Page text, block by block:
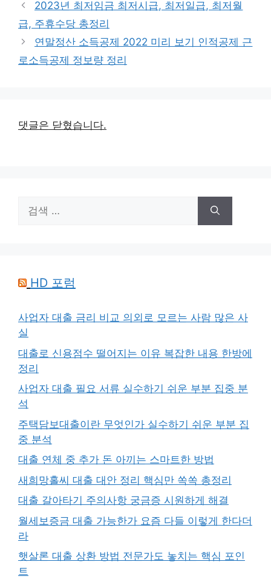
리
2023년 최저임금 최저시급, 최저일급, 최저월
급, 주휴수당 총정리
연말정산 소득공제 2022 미리 보기 인적공제 근
로소득공제 정보량 정리
댓글은 닫혔습니다.
색:
HD 포럼
사업자 대출 금리 비교 의외로 모르는 사람 많은 사
실
대출로 신용점수 떨어지는 이유 복잡한 내용 한방에
정리
사업자 대출 필요 서류 실수하기 쉬운 부분 집중 분
석
주택담보대출이란 무엇인가 실수하기 쉬운 부분 집
중 분석
대출 연체 중 추가 돈 아끼는 스마트한 방법
새희망홀씨 대출 대안 정리 핵심만 쏙쏙 총정리
대출 갈아타기 주의사항 궁금증 시원하게 해결
월세보증금 대출 가능한가 요즘 다들 이렇게 한다더
라
햇살론 대출 상환 방법 전문가도 놓치는 핵심 포인
트